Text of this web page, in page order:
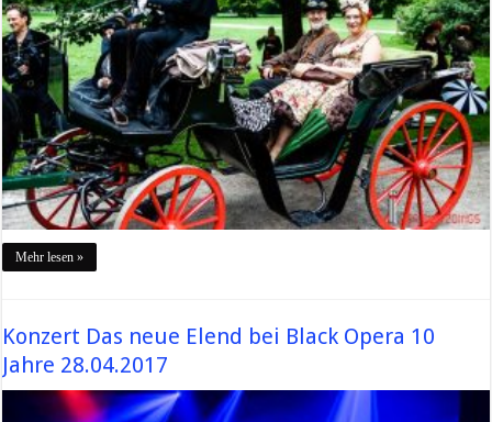
Mehr lesen »
Konzert Das neue Elend bei Black Opera 10
Jahre 28.04.2017